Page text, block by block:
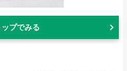
ップでみる